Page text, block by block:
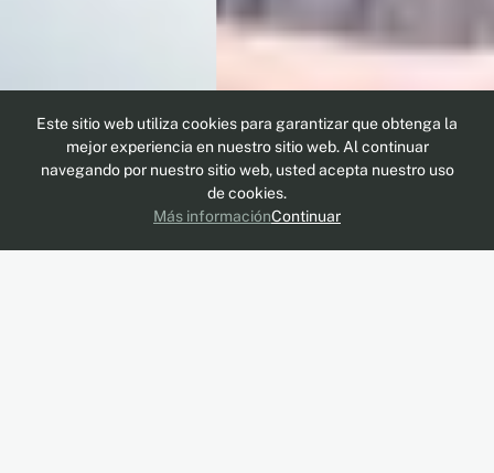
Este sitio web utiliza cookies para garantizar que obtenga la
mejor experiencia en nuestro sitio web. Al continuar
navegando por nuestro sitio web, usted acepta nuestro uso
de cookies.
Más informaciónContinuar